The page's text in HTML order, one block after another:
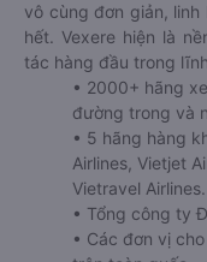
vô cùng đơn giản,
hết. Vexere hiện là
tác hàng đầu trong
• 2000+ hãng
đường trong và
• 5 hãng hàng
Airlines, Vietjet
Vietravel Airlines.
• Tổng công ty
• Các đơn vị